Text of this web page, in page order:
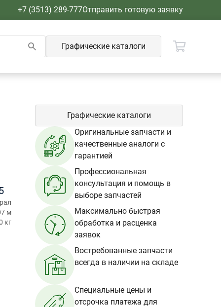
+7 (3513) 289-777Отправить готовую заявку
Графические каталоги
м
кг
Графические каталоги
Оригинальные запчасти и
качественные аналоги с
гарантией
Профессиональная
консультация и помощь в
выборе запчастей
Максимально быстрая
обработка и расценка
заявок
Востребованные запчасти
всегда в наличии на складе
Специальные цены и
отсрочка платежа для